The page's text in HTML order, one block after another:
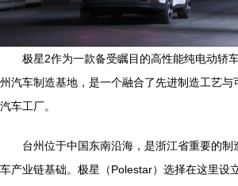
极星2作为一款备受瞩目的高性能纯电动
州汽车制造基地，是一个融合了先进制造工艺
汽车工厂。
台州位于中国东南沿海，是浙江省重要的
车产业链基础。极星（Polestar）选择在这里设